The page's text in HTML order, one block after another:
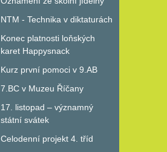
NTM - Technika v diktaturách
Konec platnosti loňských
karet Happysnack
Kurz první pomoci v 9.AB
7.BC v Muzeu Říčany
17. listopad – významný
státní svátek
Celodenní projekt 4. tříd